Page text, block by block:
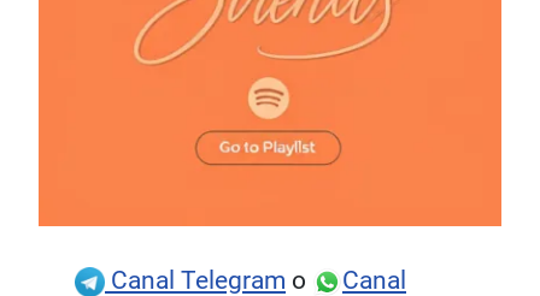
Canal Telegram o
Canal